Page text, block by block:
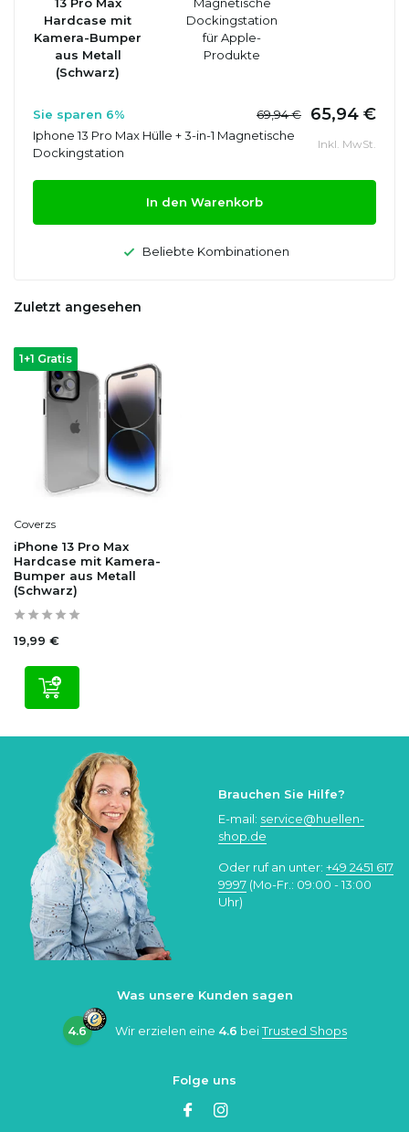
Hardcase mit
Kamera-Bumper
aus Metall
(Schwarz)
Dockingstation
für Apple-
Produkte
Sie sparen 6% 69,94 € 65,94 €
Iphone 13 Pro Max Hülle + 3-in-1 Magnetische
Dockingstation
Inkl. MwSt.
In den Warenkorb
Beliebte Kombinationen
Zuletzt angesehen
1+1 Gratis
Coverzs
iPhone 13 Pro Max
Hardcase mit Kamera-
Bumper aus Metall
(Schwarz)
19,99 €
Brauchen Sie Hilfe?
E-mail: service@huellen-
shop.de
Oder ruf an unter: +49 2451 617
9997 (Mo-Fr.: 09:00 - 13:00
Uhr)
Was unsere Kunden sagen
4.6 Wir erzielen eine 4.6 beiTrusted Shops
Folge uns